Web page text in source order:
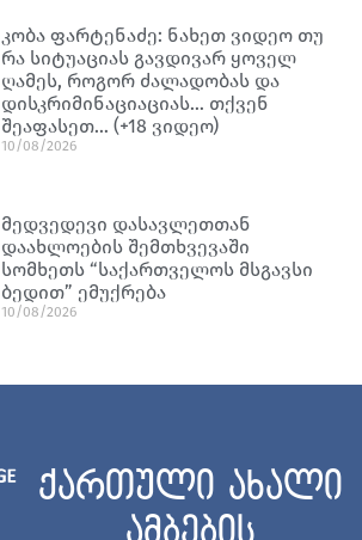
კობა ფარტენაძე: ნახეთ ვიდეო თუ
რა სიტუაციას გავდივარ ყოველ
ღამეს, როგორ ძალადობას და
დისკრიმინაციაციას… თქვენ
შეაფასეთ… (+18 ვიდეო)
10/08/2026
მედვედევი დასავლეთთან
დაახლოების შემთხვევაში
სომხეთს “საქართველოს მსგავსი
ბედით” ემუქრება
10/08/2026
ქართული ახალი